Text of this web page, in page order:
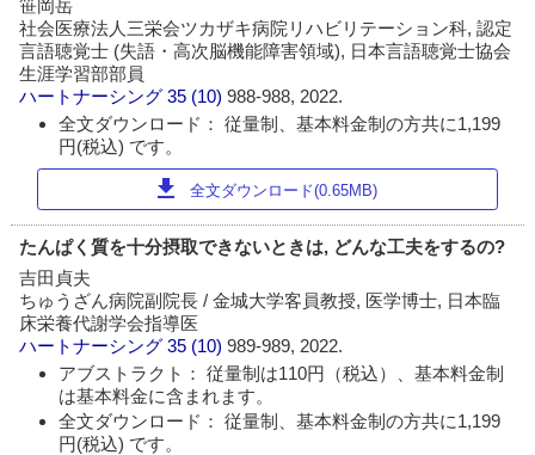
笹岡岳
社会医療法人三栄会ツカザキ病院リハビリテーション科, 認定
言語聴覚士 (失語・高次脳機能障害領域), 日本言語聴覚士協会
生涯学習部部員
ハートナーシング 35 (10)988-988, 2022.
全文ダウンロード： 従量制、基本料金制の方共に1,199
円(税込) です。
download 全文ダウンロード(0.65MB)
たんぱく質を十分摂取できないときは, どんな工夫をするの?
吉田貞夫
ちゅうざん病院副院長 / 金城大学客員教授, 医学博士, 日本臨
床栄養代謝学会指導医
ハートナーシング 35 (10)989-989, 2022.
アブストラクト： 従量制は110円（税込）、基本料金制
は基本料金に含まれます。
全文ダウンロード： 従量制、基本料金制の方共に1,199
円(税込) です。